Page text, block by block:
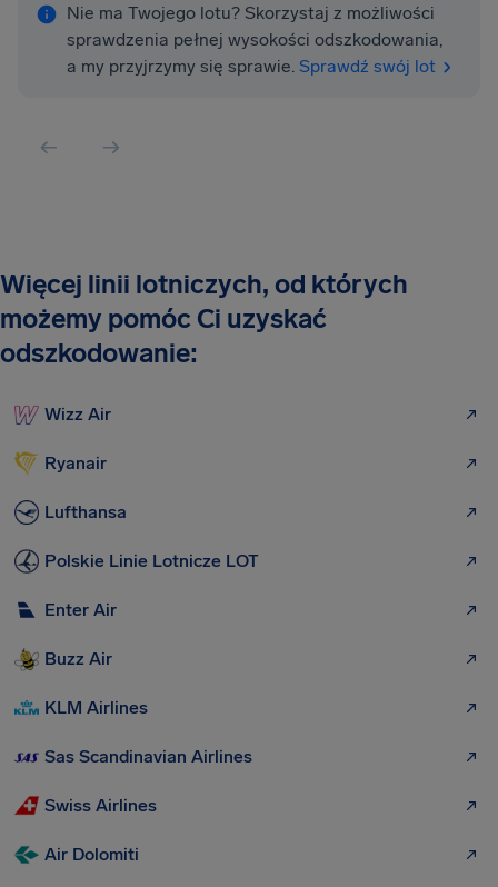
Nie ma Twojego lotu? Skorzystaj z możliwości
sprawdzenia pełnej wysokości odszkodowania,
a my przyjrzymy się sprawie. Sprawdź swój lot
Więcej linii lotniczych, od których
możemy pomóc Ci uzyskać
odszkodowanie:
Wizz Air
Ryanair
Lufthansa
Polskie Linie Lotnicze LOT
Enter Air
Buzz Air
KLM Airlines
Sas Scandinavian Airlines
Swiss Airlines
Air Dolomiti